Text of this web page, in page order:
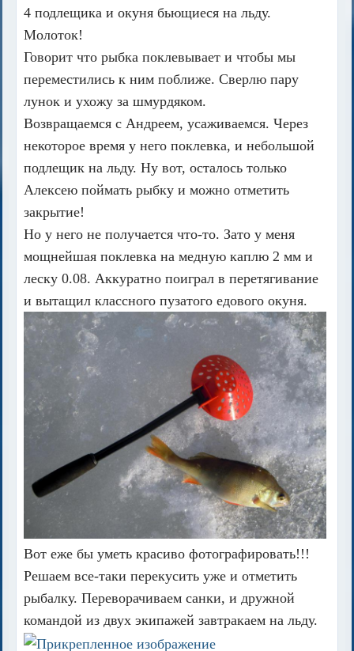
4 подлещика и окуня бьющиеся на льду.
Молоток!
Говорит что рыбка поклевывает и чтобы мы
переместились к ним поближе. Сверлю пару
лунок и ухожу за шмурдяком.
Возвращаемся с Андреем, усаживаемся. Через
некоторое время у него поклевка, и небольшой
подлещик на льду. Ну вот, осталось только
Алексею поймать рыбку и можно отметить
закрытие!
Но у него не получается что-то. Зато у меня
мощнейшая поклевка на медную каплю 2 мм и
леску 0.08. Аккуратно поиграл в перетягивание
и вытащил классного пузатого едового окуня.
Вот еже бы уметь красиво фотографировать!!!
Решаем все-таки перекусить уже и отметить
рыбалку. Переворачиваем санки, и дружной
командой из двух экипажей завтракаем на льду.